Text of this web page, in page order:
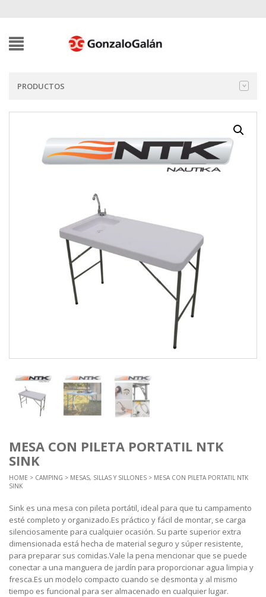
PRODUCTOS
MESA CON PILETA PORTATIL NTK
SINK
HOME > CAMPING > MESAS, SILLAS Y SILLONES > MESA CON PILETA PORTATIL NTK
SINK
Sink es una mesa con pileta portátil, ideal para que tu campamento
esté completo y organizado.Es práctico y fácil de montar, se carga
silenciosamente para cualquier ocasión. Su parte superior extra
dimensionada está hecha de material seguro y súper resistente,
para preparar sus comidas.Vale la pena mencionar que se puede
conectar a una manguera de jardín para proporcionar agua limpia y
fresca.Es un modelo compacto cuando se desmonta y al mismo
tiempo es funcional para ser almacenado en cualquier lugar.